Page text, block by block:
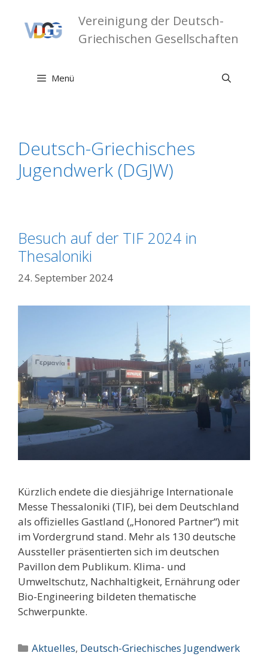
Inhalt
springen
Vereinigung der Deutsch-
Griechischen Gesellschaften
Menü
Deutsch-Griechisches
Jugendwerk (DGJW)
Besuch auf der TIF 2024 in
Thesaloniki
24. September 2024
Kürzlich endete die diesjährige Internationale
Messe Thessaloniki (TIF), bei dem Deutschland
als offizielles Gastland („Honored Partner“) mit
im Vordergrund stand. Mehr als 130 deutsche
Aussteller präsentierten sich im deutschen
Pavillon dem Publikum. Klima- und
Umweltschutz, Nachhaltigkeit, Ernährung oder
Bio-Engineering bildeten thematische
Schwerpunkte.
Kategorien
Aktuelles, Deutsch-Griechisches Jugendwerk